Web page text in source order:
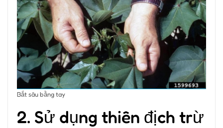
Bắt sâu bằng tay
2. Sử dụng thiên địch trừ